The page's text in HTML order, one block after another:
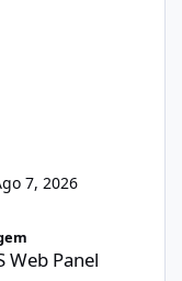
7, 2026
Web Panel